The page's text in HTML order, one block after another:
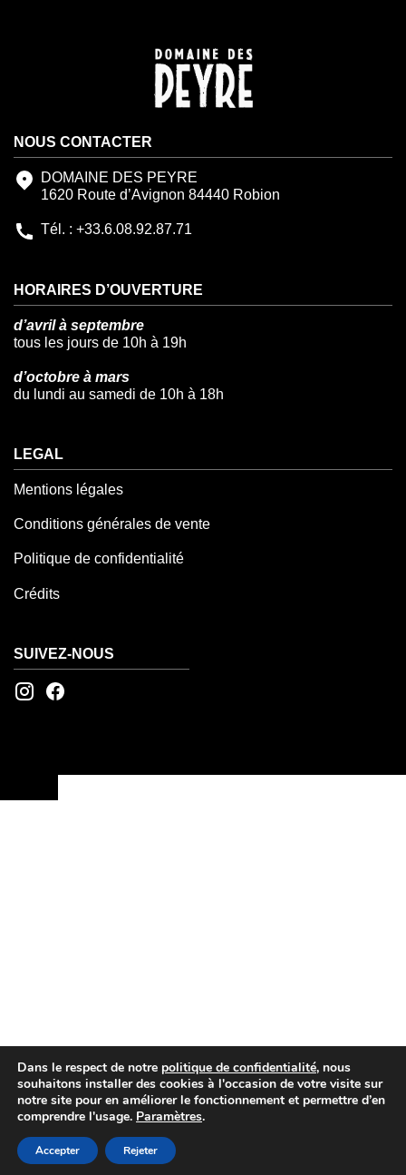
NOUS CONTACTER
DOMAINE DES PEYRE
1620 Route d’Avignon 84440 Robion
Tél. : +33.6.08.92.87.71
HORAIRES D’OUVERTURE
d’avril à septembre
tous les jours de 10h à 19h
d’octobre à mars
du lundi au samedi de 10h à 18h
LEGAL
Mentions légales
Conditions générales de vente
Politique de confidentialité
Crédits
SUIVEZ-NOUS
Dans le respect de notre politique de confidentialité, nous
souhaitons installer des cookies à l'occasion de votre visite sur
notre site pour en améliorer le fonctionnement et permettre d’en
comprendre l'usage. Paramètres.
Accepter Rejeter